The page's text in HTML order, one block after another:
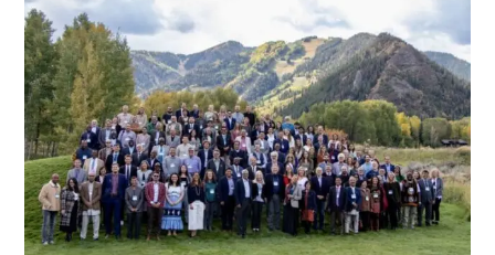
y
los
Andes
participan
activamente
en
la
Sexta
Reunión